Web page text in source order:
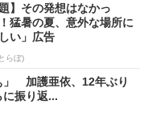
題】その発想はなかっ
猛暑の夏、意外な場所に
しい」広告
らぼ)
」 加護亜依、12年ぶり
振り返...